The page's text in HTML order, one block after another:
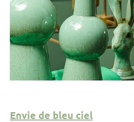
Envie de bleu ciel